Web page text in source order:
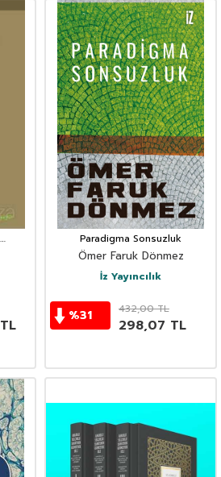
TL
Paradigma Sonsuzluk
Ömer Faruk Dönmez
İz Yayıncılık
%31 432,00TL
298,07 TL